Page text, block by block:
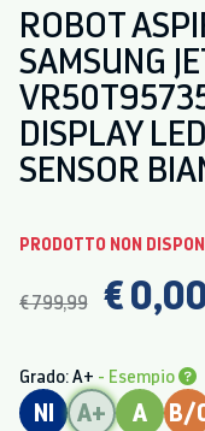
ROBOT
SAMSUNG
DISPLAY
SENSOR
PRODOTTO NON
€ 799,99 €
Grado: A+ - Esempio
NI A+ A B/